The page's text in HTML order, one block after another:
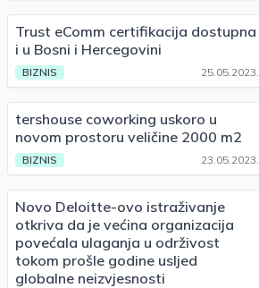
Trust eComm certifikacija dostupna
i u Bosni i Hercegovini
BIZNIS 25.05.2023.
tershouse coworking uskoro u
novom prostoru veličine 2000 m2
BIZNIS 23.05.2023.
Novo Deloitte-ovo istraživanje
otkriva da je većina organizacija
povećala ulaganja u održivost
tokom prošle godine usljed
globalne neizvjesnosti